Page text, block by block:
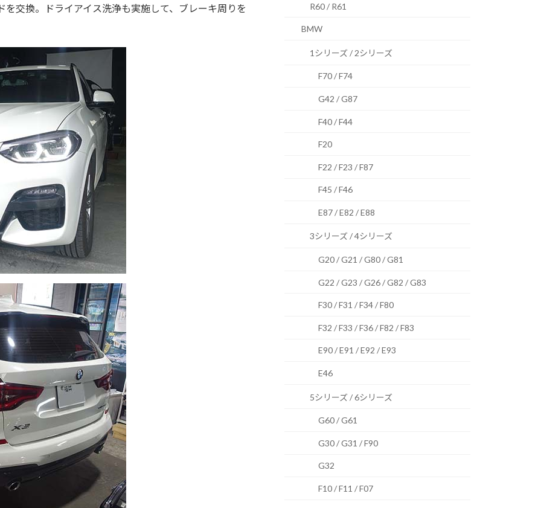
交換。ドライアイス洗浄も実施して、ブレーキ周りを R60 / R61
BMW
1シリーズ / 2シリーズ
F70 / F74
G42 / G87
F40 / F44
F20
F22 / F23 / F87
F45 / F46
E87 / E82 / E88
3シリーズ / 4シリーズ
G20 / G21 / G80 / G81
G22 / G23 / G26 / G82 / G83
F30 / F31 / F34 / F80
F32 / F33 / F36 / F82 / F83
E90 / E91 / E92 / E93
E46
5シリーズ / 6シリーズ
G60 / G61
G30 / G31 / F90
G32
F10 / F11 / F07